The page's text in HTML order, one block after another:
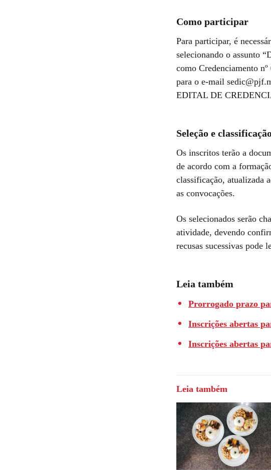
Como participar
Para participar, é
selecionando o assunto
como Credenciamento
para o e-mail
EDITAL DE
Seleção e
Os inscritos terão a
de acordo com a
classificação, atualizada
as convocações.
Os selecionados serão
atividade, devendo
recusas sucessivas pode
Leia também
Prorrogado prazo
Inscrições abertas
Inscrições abertas
Leia também